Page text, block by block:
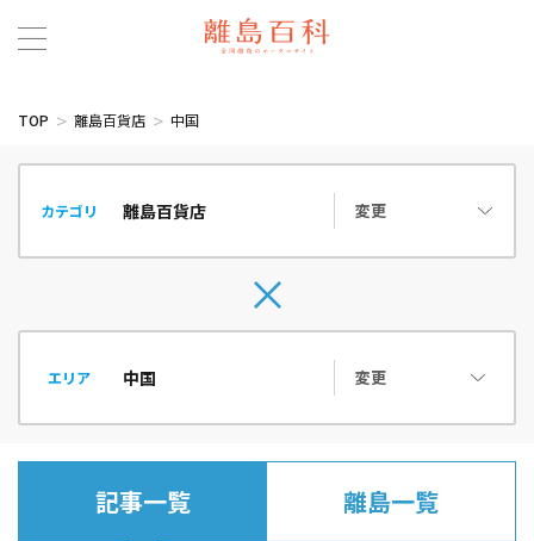
TOP 離島百貨店 中国
カテゴリ 変更
エリア 変更
記事一覧 離島一覧